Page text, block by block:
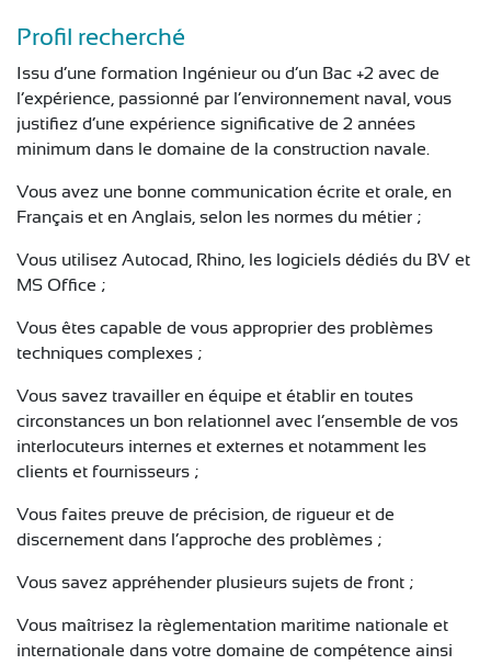
Profil recherché
Issu d’une formation Ingénieur ou d’un Bac +2 avec de
l’expérience, passionné par l’environnement naval, vous
justifiez d’une expérience significative de 2 années
minimum dans le domaine de la construction navale.
Vous avez une bonne communication écrite et orale, en
Français et en Anglais, selon les normes du métier ;
Vous utilisez Autocad, Rhino, les logiciels dédiés du BV et
MS Office ;
Vous êtes capable de vous approprier des problèmes
techniques complexes ;
Vous savez travailler en équipe et établir en toutes
circonstances un bon relationnel avec l’ensemble de vos
interlocuteurs internes et externes et notamment les
clients et fournisseurs ;
Vous faites preuve de précision, de rigueur et de
discernement dans l’approche des problèmes ;
Vous savez appréhender plusieurs sujets de front ;
Vous maîtrisez la règlementation maritime nationale et
internationale dans votre domaine de compétence ainsi